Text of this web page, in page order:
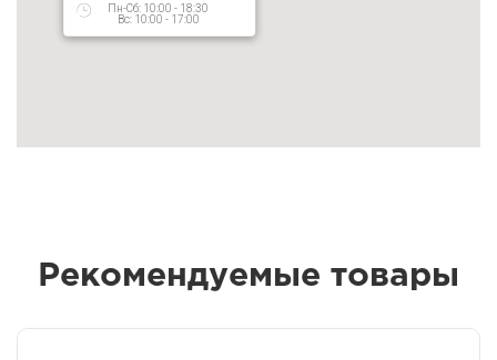
Пн-Сб: 10:00 - 18:30
Вс: 10:00 - 17:00
Рекомендуемые товары